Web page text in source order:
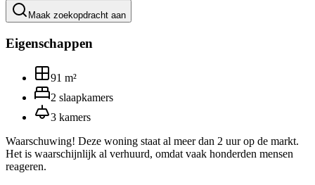
Maak zoekopdracht aan
Eigenschappen
91 m²
2 slaapkamers
3 kamers
Waarschuwing! Deze woning staat al meer dan 2 uur op de markt.
Het is waarschijnlijk al verhuurd, omdat vaak honderden mensen
reageren.